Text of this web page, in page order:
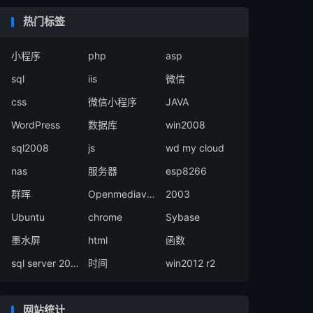
热门标签
小程序 php
asp
sql
iis
微信
css
微信小程序
JAVA
WordPress
数据库
win2008
sql2008
js
wd my cloud
nas
服务器
esp8266
群晖
Openmediavault
2003
Ubuntu
chrome
Sybase
墨水屏
html
函数
sql server 2008
时间 win2012 r2
网站统计